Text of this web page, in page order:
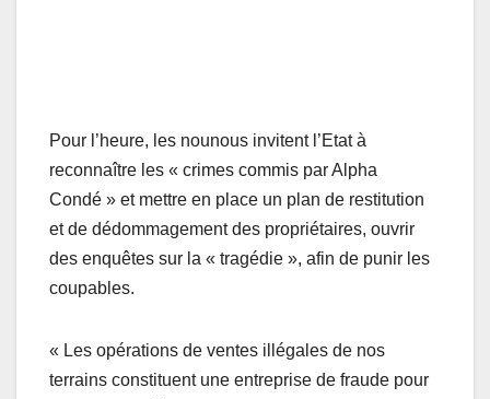
Pour l’heure, les nounous invitent l’Etat à
reconnaître les « crimes commis par Alpha
Condé » et mettre en place un plan de restitution
et de dédommagement des propriétaires, ouvrir
des enquêtes sur la « tragédie », afin de punir les
coupables.
« Les opérations de ventes illégales de nos
terrains constituent une entreprise de fraude pour